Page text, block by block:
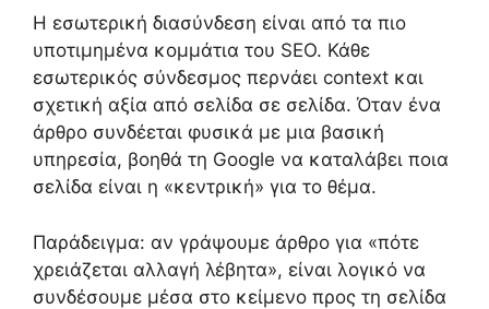
Η εσωτερική διασύνδεση είναι από τα πιο
υποτιμημένα κομμάτια του SEO. Κάθε
εσωτερικός σύνδεσμος περνάει context και
σχετική αξία από σελίδα σε σελίδα. Όταν ένα
άρθρο συνδέεται φυσικά με μια βασική
υπηρεσία, βοηθά τη Google να καταλάβει ποια
σελίδα είναι η «κεντρική» για το θέμα.
Παράδειγμα: αν γράψουμε άρθρο για «πότε
χρειάζεται αλλαγή λέβητα», είναι λογικό να
συνδέσουμε μέσα στο κείμενο προς τη σελίδα